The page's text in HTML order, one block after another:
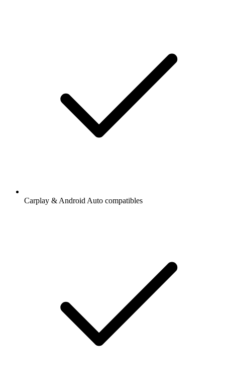
Carplay & Android Auto compatibles